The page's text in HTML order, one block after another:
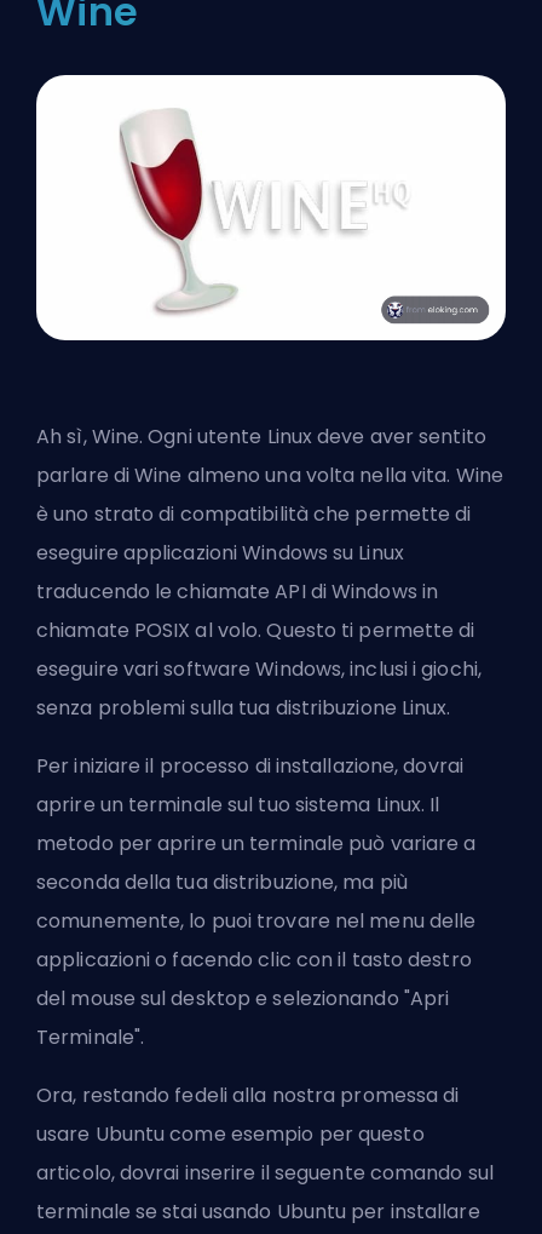
Wine
Ah sì, Wine. Ogni utente Linux deve aver sentito
parlare di Wine almeno una volta nella vita. Wine
è uno strato di compatibilità che permette di
eseguire applicazioni Windows su Linux
traducendo le chiamate API di Windows in
chiamate POSIX al volo. Questo ti permette di
eseguire vari software Windows, inclusi i giochi,
senza problemi sulla tua distribuzione Linux.
Per iniziare il processo di installazione, dovrai
aprire un terminale sul tuo sistema Linux. Il
metodo per aprire un terminale può variare a
seconda della tua distribuzione, ma più
comunemente, lo puoi trovare nel menu delle
applicazioni o facendo clic con il tasto destro
del mouse sul desktop e selezionando "Apri
Terminale".
Ora, restando fedeli alla nostra promessa di
usare Ubuntu come esempio per questo
articolo, dovrai inserire il seguente comando sul
terminale se stai usando Ubuntu per installare